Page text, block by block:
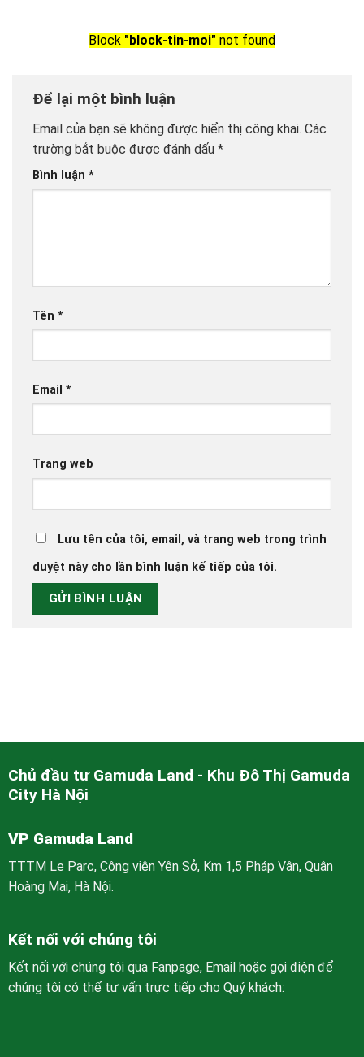
Block "block-tin-moi" not found
Để lại một bình luận
Email của bạn sẽ không được hiển thị công khai. Các
trường bắt buộc được đánh dấu *
Bình luận *
Tên *
Email *
Trang web
Lưu tên của tôi, email, và trang web trong trình
duyệt này cho lần bình luận kế tiếp của tôi.
Chủ đầu tư Gamuda Land - Khu Đô Thị Gamuda
City Hà Nội
VP Gamuda Land
TTTM Le Parc, Công viên Yên Sở, Km 1,5 Pháp Vân, Quận
Hoàng Mai, Hà Nội.
Kết nối với chúng tôi
Kết nối với chúng tôi qua Fanpage, Email hoặc gọi điện để
chúng tôi có thể tư vấn trực tiếp cho Quý khách: